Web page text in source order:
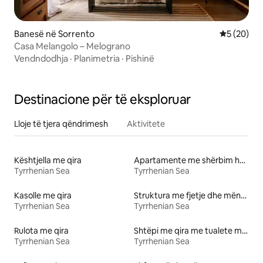
Banesë në Sorrento Vlerësimi
5 (20)
Casa Melangolo – Melograno
Vendndodhja · Planimetria · Pishinë
Destinacione për të eksploruar
Lloje të tjera qëndrimesh Aktivitete
Kështjella me qira
Tyrrhenian Sea
Apartamente me shërbim hotelerie me qira
Tyrrhenian Sea
Kasolle me qira
Tyrrhenian Sea
Struktura me fjetje dhe mëngjes
Tyrrhenian Sea
Rulota me qira
Tyrrhenian Sea
Shtëpi me qira me tualete me lartësi të përshtatshme
Tyrrhenian Sea